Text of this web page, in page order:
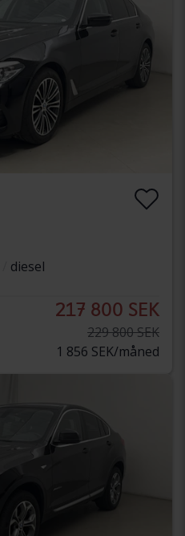
diesel
217 800 SEK
229 800 SEK
1 856 SEK/måned